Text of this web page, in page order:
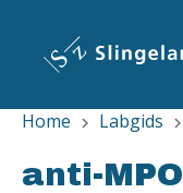
inhoud
Home chevron_right Labgids chevron_right
anti-MPO